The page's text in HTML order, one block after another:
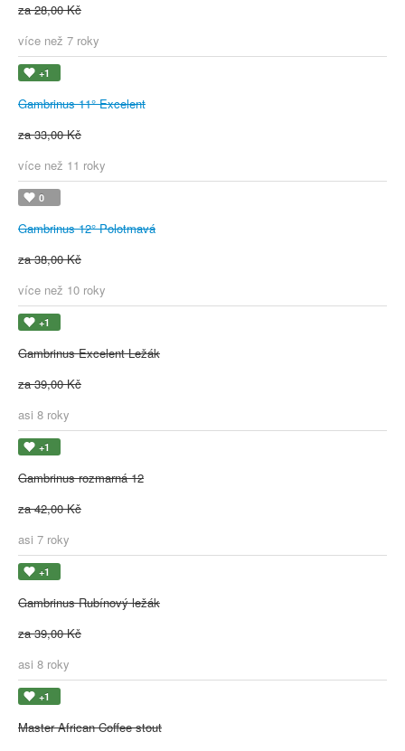
za 28,00 Kč
více než 7 roky
+1
Gambrinus 11° Excelent
za 33,00 Kč
více než 11 roky
0
Gambrinus 12° Polotmavá
za 38,00 Kč
více než 10 roky
+1
Gambrinus Excelent Ležák
za 39,00 Kč
asi 8 roky
+1
Gambrinus rozmarná 12
za 42,00 Kč
asi 7 roky
+1
Gambrinus Rubínový ležák
za 39,00 Kč
asi 8 roky
+1
Master African Coffee stout